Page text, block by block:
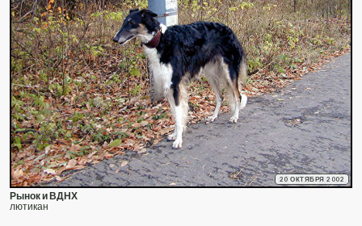
20 ОКТЯБРЯ 2002
Рынок и ВДНХ
лютикан